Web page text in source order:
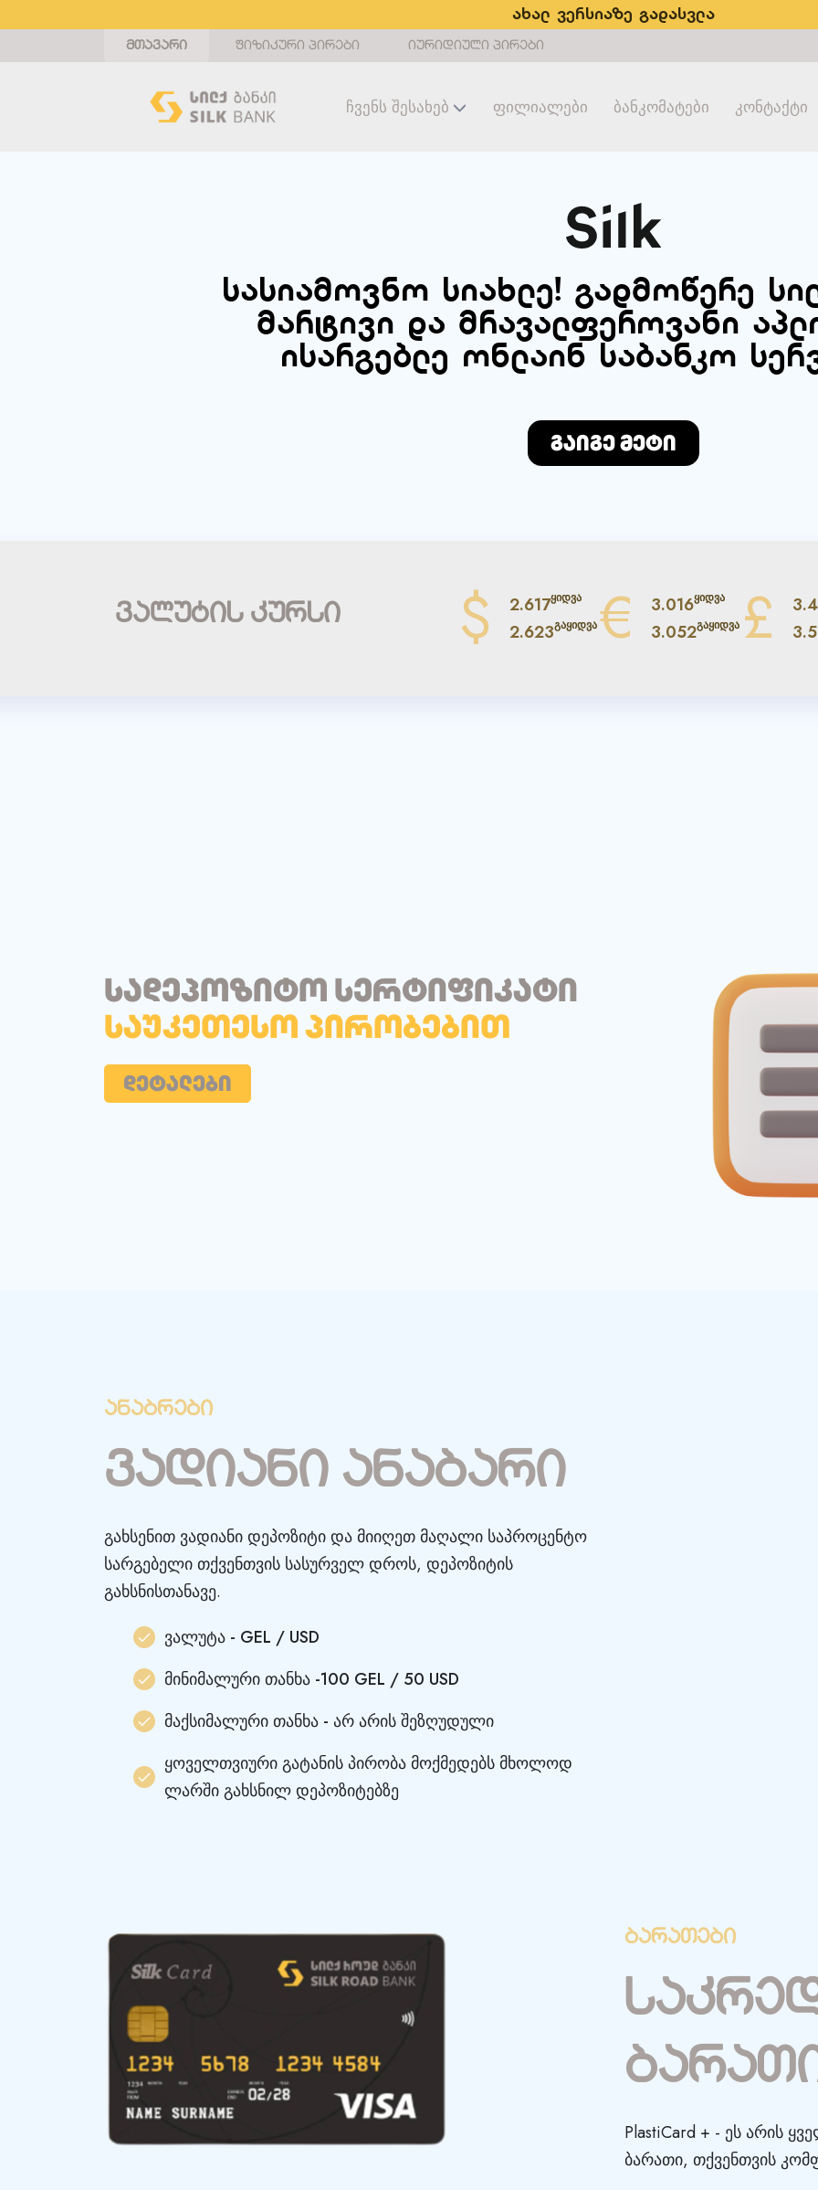
ახალ ვერსიაზე გადასვლა
მთავარი ფიზიკური პირები იურიდიული პირები
Ჩვენს Შესახებ Ფილიალები Ბანკომატები Კონტაქტი
სასიამოვნო სიახლე! გადმოწერე
მარტივი და მრავალფეროვანი
ისარგებლე ონლაინ საბანკო
გაიგე მეტი
ვალუტის კურსი $ 2.617ყიდვა
2.623გაყიდვა€ 3.016ყიდვა
3.052გაყიდვა £
სადეპოზიტო სერტიფიკატი
საუკეთესო პირობებით
დეტალები
ანაბრები
ვადიანი ანაბარი
გახსენით ვადიანი დეპოზიტი და მიიღეთ მაღალი საპროცენტო
სარგებელი თქვენთვის სასურველ დროს, დეპოზიტის
გახსნისთანავე.
ვალუტა - GEL / USD
მინიმალური თანხა -100 GEL / 50 USD
მაქსიმალური თანხა - არ არის შეზღუდული
ყოველთვიური გატანის პირობა მოქმედებს მხოლოდ
ლარში გახსნილ დეპოზიტებზე
ბარათები
PlastiCard + - ეს არის
ბარათი, თქვენთვის